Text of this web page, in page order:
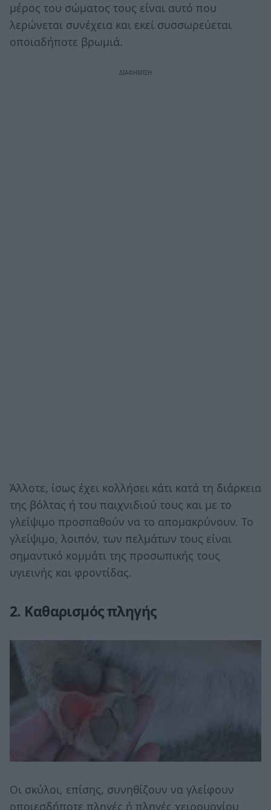
μέρος του σώματος τους είναι αυτό που
λερώνεται συνέχεια και εκεί συσσωρεύεται
οποιαδήποτε βρωμιά.
Άλλοτε, ίσως έχει κολλήσει κάτι κατά τη διάρκεια
της βόλτας ή του παιχνιδιού τους και με το
γλείψιμο προσπαθούν να το απομακρύνουν. Το
γλείψιμο, λοιπόν, των πελμάτων τους είναι
σημαντικό κομμάτι της προσωπικής τους
υγιεινής και φροντίδας.
2. Καθαρισμός πληγής
Οι σκύλοι, επίσης, συνηθίζουν να γλείφουν
οποιεσδήποτε πληγές ή πληγές χειρουργίου